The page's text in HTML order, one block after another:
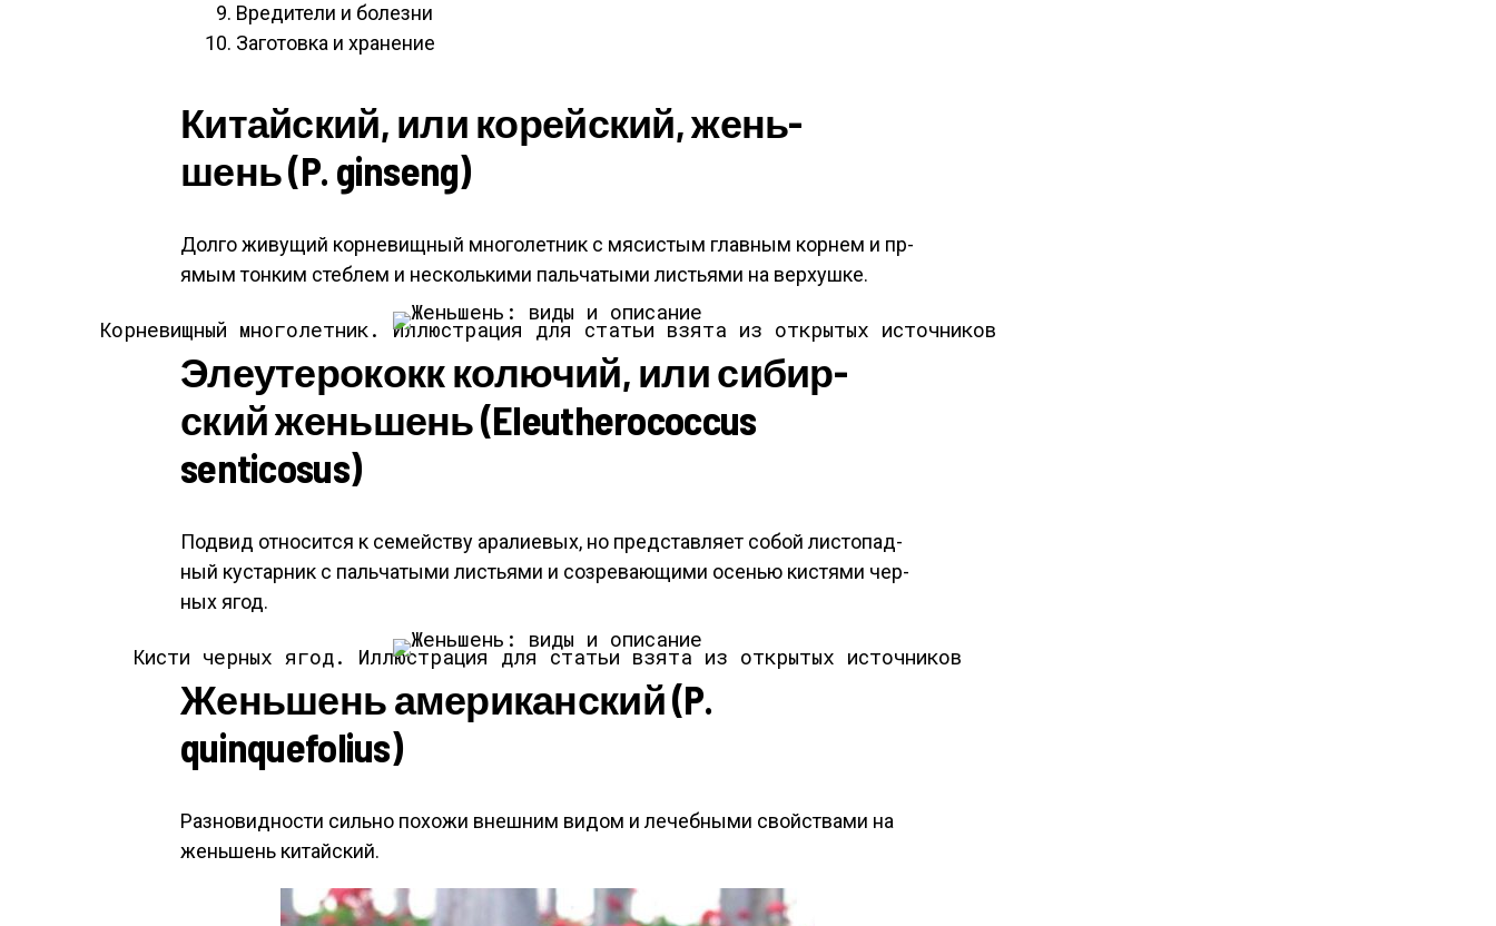
Вре­дите­ли и бо­лез­ни
За­готов­ка и хра­нение
Ки­тай­ский, или ко­рей­ский, жень­
шень (P. ginseng)
Дол­го жи­вущий кор­не­вищ­ный мно­голет­ник с мя­сис­тым глав­ным кор­нем и пр­
ямым тон­ким стеб­лем и нес­коль­ки­ми паль­ча­тыми листь­ями на вер­хушке.
Кор­не­вищ­ный мно­голет­ник. Иллюстрация для статьи взята из открытых источников
Эле­уте­рококк ко­лючий, или си­бир­
ский жень­шень (Eleutherococcus
senticosus)
Подвид от­но­сит­ся к се­мей­ству ара­ли­евых, но пред­став­ля­ет со­бой лис­то­пад­
ный кус­тарник с паль­ча­тыми листь­ями и соз­ре­ва­ющи­ми осенью кис­тя­ми чер­
ных ягод.
Кисти черных ягод. Иллюстрация для статьи взята из открытых источников
Жень­шень аме­рикан­ский (P.
quinquefolius)
Раз­но­вид­ности силь­но по­хожи внеш­ним ви­дом и ле­чеб­ны­ми свой­ства­ми на
жень­шень ки­тай­ский.